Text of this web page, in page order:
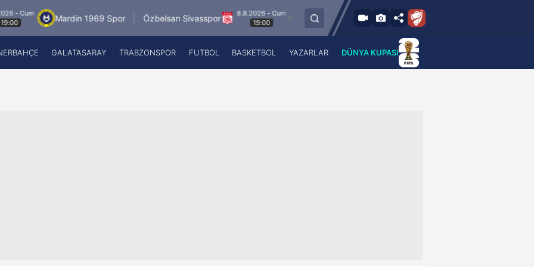
Mardin 1969 Spor Özbelsan Sivasspor
8.8.2026 - Cum
19:00
Esenler Erokspor Hesap.com Antalyaspor
A Haber Radyo
GALATASARAY TRABZONSPOR FUTBOL BASKETBOL YAZARLAR DÜNYA KUPASI